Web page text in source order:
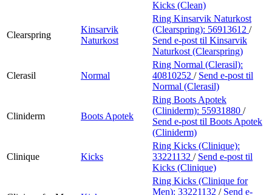
Kicks (Clean)
Clearspring
Kinsarvik
Naturkost
Ring Kinsarvik Naturkost
(Clearspring): 56913612 /
Send e-post til Kinsarvik
Naturkost (Clearspring)
Clerasil Normal
Ring Normal (Clerasil):
40810252 / Send e-post til
Normal (Clerasil)
Cliniderm Boots Apotek
Ring Boots Apotek
(Cliniderm): 55931880 /
Send e-post til Boots Apotek
(Cliniderm)
Clinique Kicks
Ring Kicks (Clinique):
33221132 / Send e-post til
Kicks (Clinique)
Ring Kicks (Clinique for
Men): 33221132 / Send e-